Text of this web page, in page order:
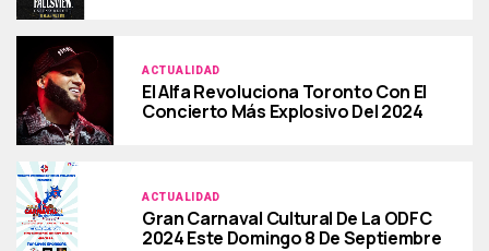
ACTUALIDAD
El Alfa Revoluciona Toronto Con El
Concierto Más Explosivo Del 2024
ACTUALIDAD
Gran Carnaval Cultural De La ODFC
2024 Este Domingo 8 De Septiembre